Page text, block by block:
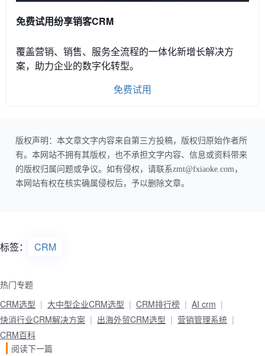
免费试用纷享销客CRM
覆盖营销、销售、服务全流程的一体化新增长解决方
案，助力企业的数字化转型。
免费试用
版权声明：本文章文字内容来自第三方投稿，版权归原始作者所
有。本网站不拥有其版权，也不承担文字内容、信息或资料带来
的版权归属问题或争议。如有侵权，请联系zmt@fxiaoke.com，
本网站有权在核实确属侵权后，予以删除文章。
标签： CRM
热门专题
CRM选型
大中型企业CRM选型 CRM排行榜
AI crm
快消行业CRM解决方案
出海外贸CRM选型
营销管理系统
CRM百科
阅读下一篇